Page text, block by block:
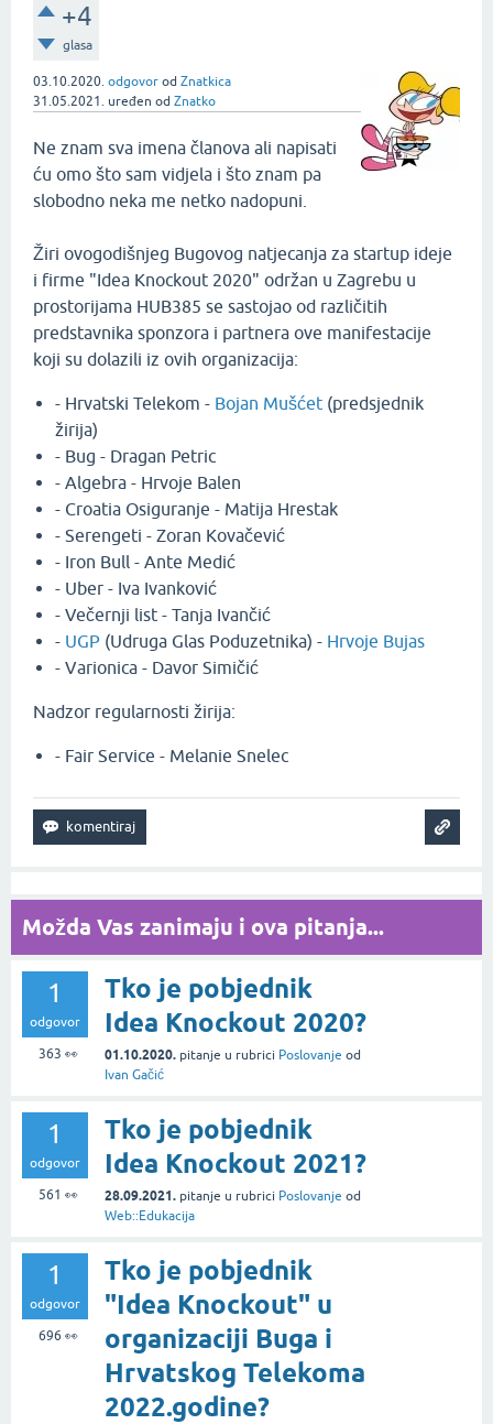
+4
glasa
03.10.2020. odgovor od Znatkica
31.05.2021. uređen od Znatko
Ne znam sva imena članova ali napisati
ću omo što sam vidjela i što znam pa
slobodno neka me netko nadopuni.
Žiri ovogodišnjeg Bugovog natjecanja za startup ideje
i firme "Idea Knockout 2020" održan u Zagrebu u
prostorijama HUB385 se sastojao od različitih
predstavnika sponzora i partnera ove manifestacije
koji su dolazili iz ovih organizacija:
- Hrvatski Telekom - Bojan Mušćet (predsjednik
žirija)
- Bug - Dragan Petric
- Algebra - Hrvoje Balen
- Croatia Osiguranje - Matija Hrestak
- Serengeti - Zoran Kovačević
- Iron Bull - Ante Medić
- Uber - Iva Ivanković
- Večernji list - Tanja Ivančić
- UGP (Udruga Glas Poduzetnika) - Hrvoje Bujas
- Varionica - Davor Simičić
Nadzor regularnosti žirija:
- Fair Service - Melanie Snelec
Možda Vas zanimaju i ova pitanja...
1
odgovor
363 👀
Tko je pobjednik
Idea Knockout 2020?
01.10.2020. pitanje u rubrici Poslovanje od
Ivan Gačić
1
odgovor
561 👀
Tko je pobjednik
Idea Knockout 2021?
28.09.2021. pitanje u rubrici Poslovanje od
Web::Edukacija
1
odgovor
696 👀
Tko je pobjednik
"Idea Knockout" u
organizaciji Buga i
Hrvatskog Telekoma
2022.godine?